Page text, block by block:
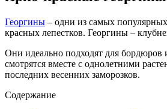
Георгины – одни из самых
красных лепестков. Георгины –
Они идеально подходят для бордюров
смотрятся вместе с однолетними
последних весенних заморозков.
Содержание